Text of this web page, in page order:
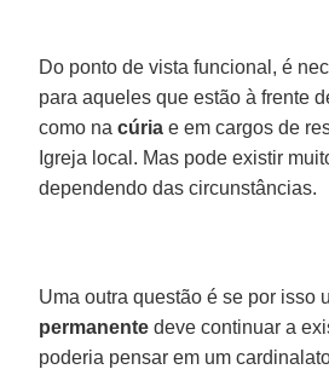
Do ponto de vista funcional, é
para aqueles que estão à frente
como nacúria e em cargos de
Igreja local. Mas pode existir
dependendo das circunstâncias.
Uma outra questão é se por isso
permanente deve continuar a
poderia pensar em um